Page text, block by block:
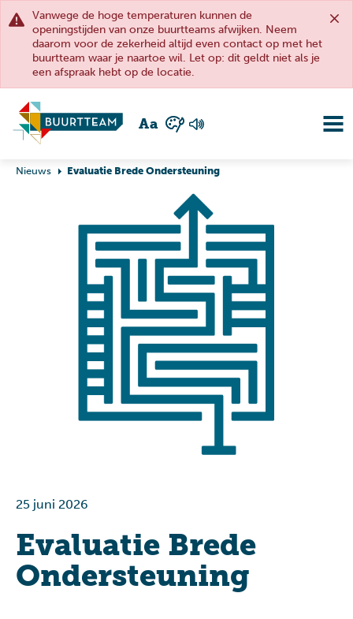
Vanwege de hoge temperaturen kunnen de
openingstijden van onze buurtteams afwijken. Neem
daarom voor de zekerheid altijd even contact op met het
buurtteam waar je naartoe wil. Let op: dit geldt niet als je
een afspraak hebt op de locatie.
Aa
Nieuws Evaluatie Brede Ondersteuning
25 juni 2026
Evaluatie Brede
Ondersteuning